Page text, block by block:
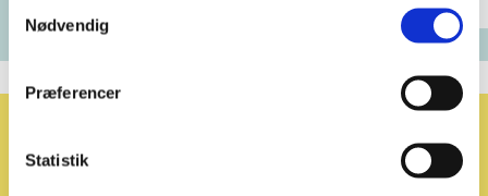
Nødvendig
Præferencer
Statistik
Relaterede emner